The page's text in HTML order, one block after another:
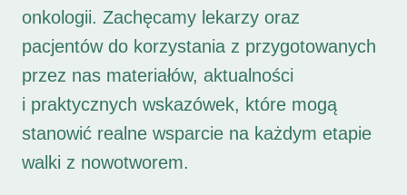
onkologii. Zachęcamy lekarzy oraz
pacjentów do korzystania z przygotowanych
przez nas materiałów, aktualności
i praktycznych wskazówek, które mogą
stanowić realne wsparcie na każdym etapie
walki z nowotworem.